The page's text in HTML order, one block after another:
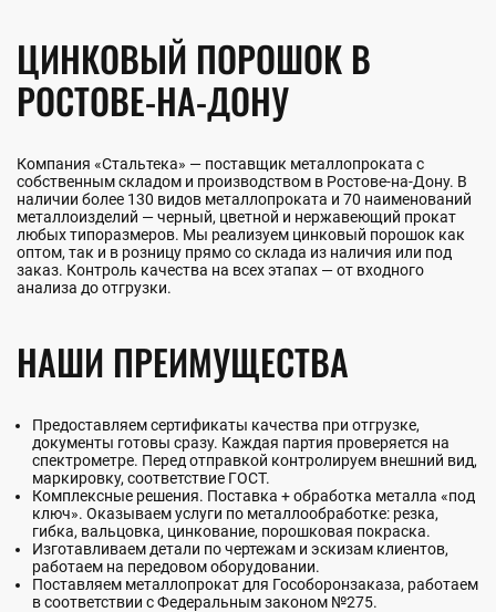
ЦИНКОВЫЙ ПОРОШОК В
РОСТОВЕ-НА-ДОНУ
Компания «Стальтека» — поставщик металлопроката с
собственным складом и производством в Ростове-на-Дону. В
наличии более 130 видов металлопроката и 70 наименований
металлоизделий — черный, цветной и нержавеющий прокат
любых типоразмеров. Мы реализуем цинковый порошок как
оптом, так и в розницу прямо со склада из наличия или под
заказ. Контроль качества на всех этапах — от входного
анализа до отгрузки.
НАШИ ПРЕИМУЩЕСТВА
Предоставляем сертификаты качества при отгрузке,
документы готовы сразу. Каждая партия проверяется на
спектрометре. Перед отправкой контролируем внешний вид,
маркировку, соответствие ГОСТ.
Комплексные решения. Поставка + обработка металла «под
ключ». Оказываем услуги по металлообработке: резка,
гибка, вальцовка, цинкование, порошковая покраска.
Изготавливаем детали по чертежам и эскизам клиентов,
работаем на передовом оборудовании.
Поставляем металлопрокат для Гособоронзаказа, работаем
в соответствии с Федеральным законом №275.